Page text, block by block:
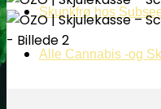
Skunkfrø hos
Alle Cannabis -og